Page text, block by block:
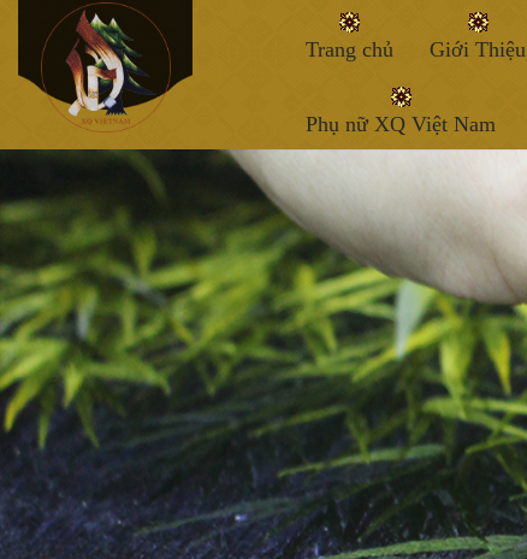
Trang chủ Giới Thiệu
Phụ nữ XQ Việt Nam